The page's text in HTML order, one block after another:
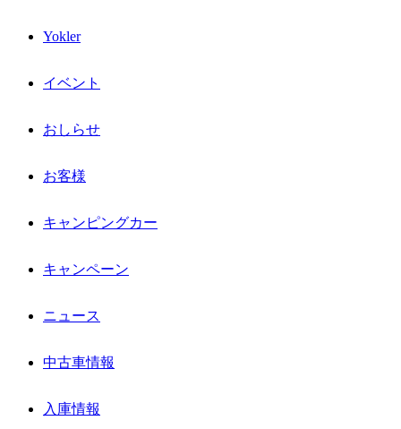
Yokler
イベント
おしらせ
お客様
キャンピングカー
キャンペーン
ニュース
中古車情報
入庫情報